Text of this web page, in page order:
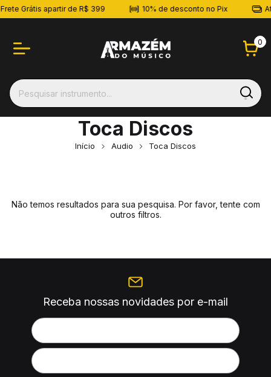
Grátis apartir de R$ 399 10% de desconto no Pix
0
Toca Discos
Início Audio Toca Discos
Não temos resultados para sua pesquisa. Por favor, tente com
outros filtros.
Receba nossas novidades por e-mail